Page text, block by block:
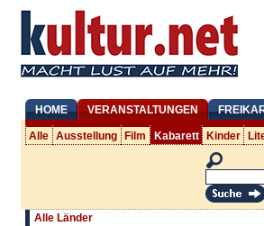
HOME VERANSTALTUNGEN
Alle Ausstellung Film Kabarett Kinder
Alle Länder